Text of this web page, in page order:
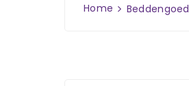
Home Beddengoed